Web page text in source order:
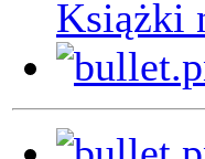
Książki